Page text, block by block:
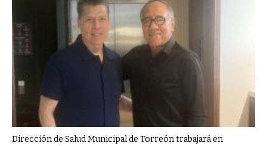
Dirección de Salud Municipal de Torreón trabajará en